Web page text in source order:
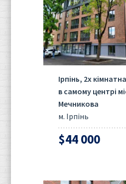
Ірпінь, 2х
в самому центрі
Мечникова
м. Ірпінь
$44 000